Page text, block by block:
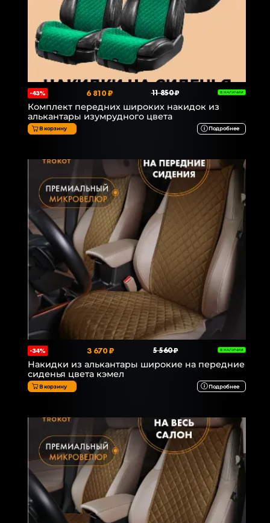
-43% 6 810 ₽ 11 850 ₽ В НАЛИЧИИ
Комплект передних широких накидок из
алькантары изумрудного цвета
В корзину Подробнее
-34% 3 670 ₽ 5 560 ₽ В НАЛИЧИИ
Накидки из алькантары широкие на передние
сиденья цвета кэмел
В корзину Подробнее